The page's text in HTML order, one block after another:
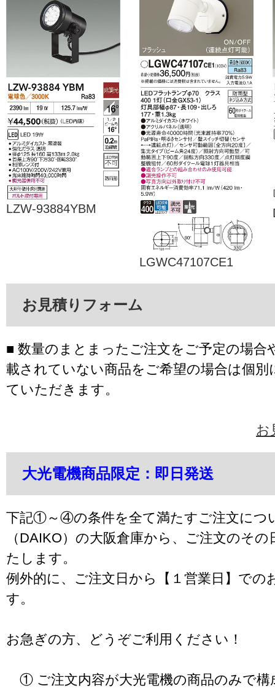
LZW-93884YBM
LGWC47107CE1
お見積りフォーム
■ 数量のまとまったご注文をご予定の場合
載されていない商品をご希望の場合は個別
ていただきます。
お
大光電機商品限定：即日発送
下記①～④の条件を全て満たすご注文につ
（DAIKO）の大阪倉庫から、ご注文のそ
たします。
例外的に、ご注文日から【１営業日】での
す。
お急ぎの方、どうぞご利用ください！
① ご注文内容が大光電機の商品のみで構